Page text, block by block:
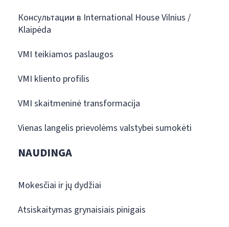
Консультации в International House Vilnius /
Klaipėda
VMI teikiamos paslaugos
VMI kliento profilis
VMI skaitmeninė transformacija
Vienas langelis prievolėms valstybei sumokėti
NAUDINGA
Mokesčiai ir jų dydžiai
Atsiskaitymas grynaisiais pinigais